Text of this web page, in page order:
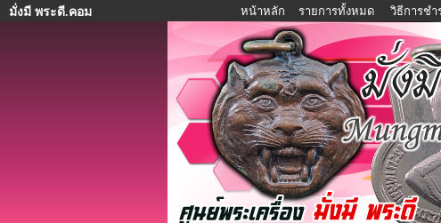
มั่งมี พระดี.คอม หน้าหลัก รายการทั้งหมด วิธีการชำ